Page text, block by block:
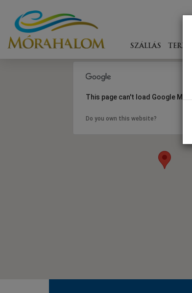
SZÁLLÁS
This page can't load Google
Do you own this website?